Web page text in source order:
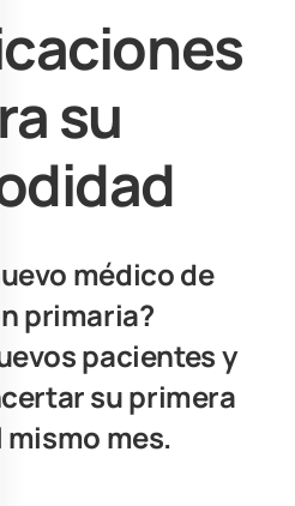
su
médico de
primaria?
pacientes y
su primera
mes.